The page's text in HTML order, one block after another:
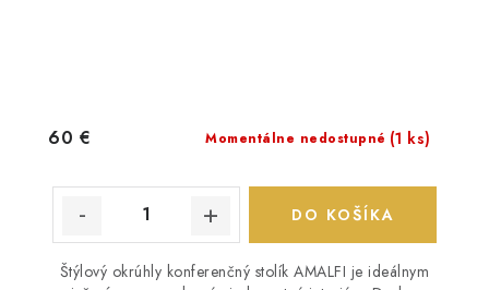
Momentálne nedostupné (1 ks)
60 €
DO KOŠÍKA
Štýlový okrúhly konferenčný stolík AMALFI je ideálnym